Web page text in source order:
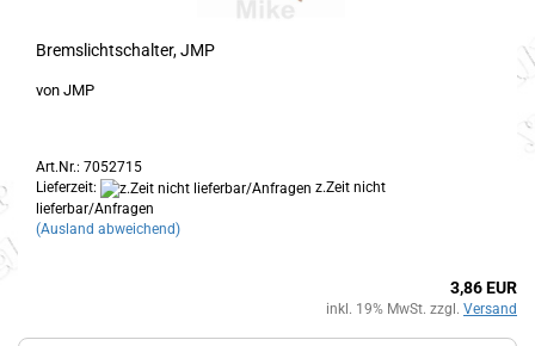
Bremslichtschalter, JMP
von JMP
Art.Nr.: 7052715
Lieferzeit:
z.Zeit nicht
lieferbar/Anfragen
(Ausland abweichend)
3,86 EUR
inkl. 19% MwSt. zzgl. Versand